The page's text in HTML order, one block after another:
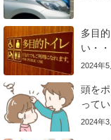
多目
い・・
2024年5
頭を
って
2024年3